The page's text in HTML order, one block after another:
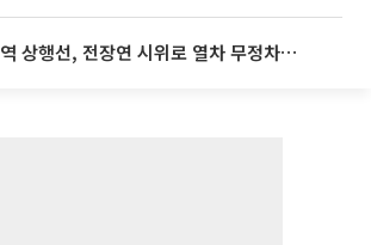
1호선 용산역 상행선, 전장연 시위로 열차 무정차 운행